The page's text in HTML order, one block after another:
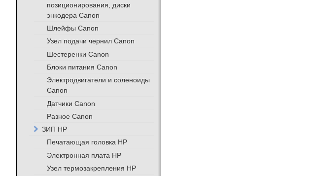
позиционирования, диски
энкодера Canon
Шлейфы Canon
Узел подачи чернил Canon
Шестеренки Canon
Блоки питания Canon
Электродвигатели и соленоиды
Canon
Датчики Canon
Разное Canon
ЗИП HP
Печатающая головка HP
Электронная плата HP
Узел термозакрепления HP